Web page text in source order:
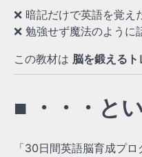
❌ 暗記だけで英語を覚え
❌ 勉強せず魔法のように
この教材は 脳を鍛える
■ ・・・と
「30日間英語脳育成プロ